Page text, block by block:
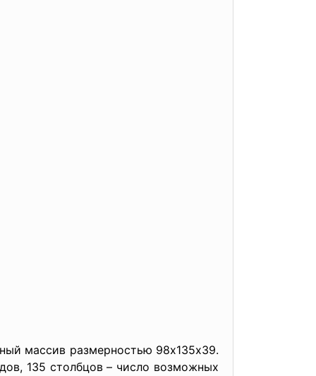
массив размерностью 98х135х39.
135 столбцов – число возможных